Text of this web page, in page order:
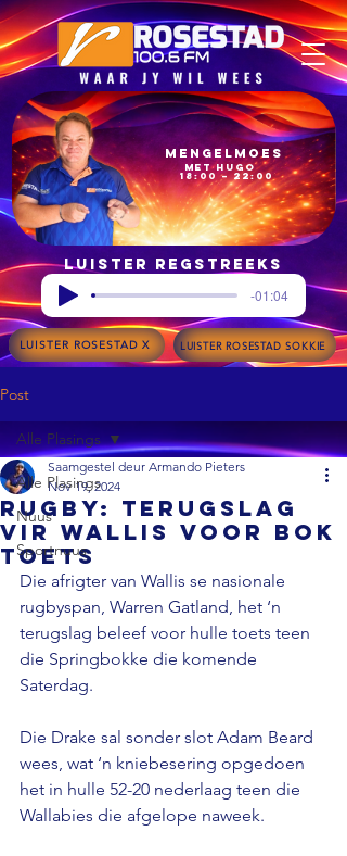
18:00 – 22:00
met Hugo
Mengelmoes
Luister regstreeks
-01:04
LUISTER ROSESTAD X LUISTER ROSESTAD SOKKIE
Post
Alle Plasings
Nuus
Sportnuus
Alle Plasings
RUGBY: Terugslag
vir Wallis voor Bok
Toets
Saamgestel deur Armando Pieters
Nov 19, 2024
Die afrigter van Wallis se nasionale
rugbyspan, Warren Gatland, het ‘n
terugslag beleef voor hulle toets teen
die Springbokke die komende
Saterdag.
Die Drake sal sonder slot Adam Beard
wees, wat ‘n kniebesering opgedoen
het in hulle 52-20 nederlaag teen die
Wallabies die afgelope naweek.